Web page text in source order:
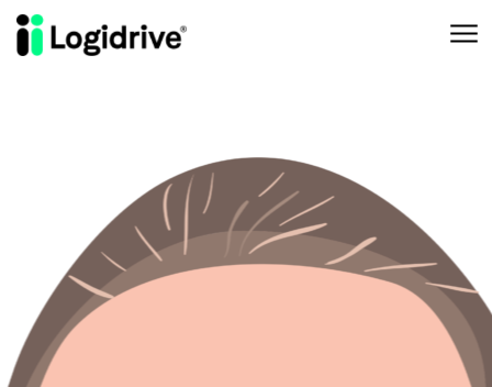
Aller au contenu principal